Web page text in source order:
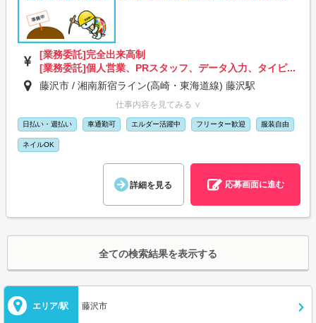
[業務委託]完全出来高制
[業務委託]個人営業、PRスタッフ、データ入力、タイピ...
藤沢市 / 湘南新宿ライン(高崎・東海道線) 藤沢駅
仕事内容を見てみる ∨
日払い・週払い 車通勤可 エルダー活躍中 フリーター歓迎 服装自由
ネイルOK
詳細を見る 応募画面に進む
全ての検索結果を表示する
エリア/駅 藤沢市